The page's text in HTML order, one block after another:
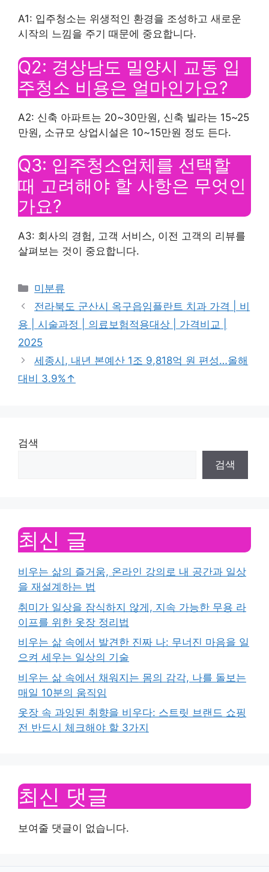
A1: 입주청소는 위생적인 ​​환경을 조성하고 새로운
시작의 느낌을 주기 때문에 중요합니다.
Q2: 경상남도 밀양시 교동 입
주청소 비용은 얼마인가요?
A2: 신축 아파트는 20~30만원, 신축 빌라는 15~25
만원, 소규모 상업시설은 10~15만원 정도 든다.
Q3: 입주청소업체를 선택할
때 고려해야 할 사항은 무엇인
가요?
A3: 회사의 경험, 고객 서비스, 이전 고객의 리뷰를
살펴보는 것이 중요합니다.
Categories
미분류
전라북도 군산시 옥구읍임플란트 치과 가격 | 비
용 | 시술과정 | 의료보험적용대상 | 가격비교 |
2025
세종시, 내년 본예산 1조 9,818억 원 편성…올해
대비 3.9%↑
검색
검색
최신 글
비우는 삶의 즐거움, 온라인 강의로 내 공간과 일상
을 재설계하는 법
취미가 일상을 잠식하지 않게, 지속 가능한 무용 라
이프를 위한 옷장 정리법
비우는 삶 속에서 발견한 진짜 나: 무너진 마음을 일
으켜 세우는 일상의 기술
비우는 삶 속에서 채워지는 몸의 감각, 나를 돌보는
매일 10분의 움직임
옷장 속 과잉된 취향을 비우다: 스트릿 브랜드 쇼핑
전 반드시 체크해야 할 3가지
최신 댓글
보여줄 댓글이 없습니다.